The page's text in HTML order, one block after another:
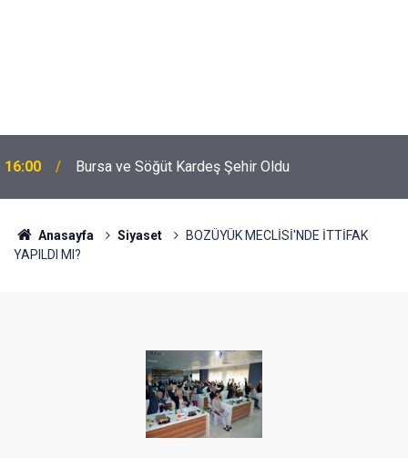
16:00 Bursa ve Söğüt Kardeş Şehir Oldu
Anasayfa Siyaset
BOZÜYÜK MECLİSİ'NDE İTTİFAK
YAPILDI MI?